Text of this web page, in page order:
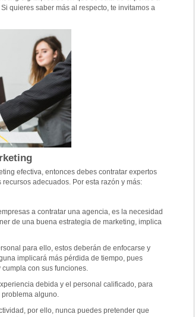
quieres saber más al respecto, te invitamos a
efectiva, entonces debes contratar expertos
adecuados. Por esta razón y más:
a contratar una agencia, es la necesidad
de una buena estrategia de marketing, implica
para ello, estos deberán de enfocarse y
implicará más pérdida de tiempo, pues
con sus funciones.
debida y el personal calificado, para
alguno.
por ello, nunca puedes pretender que